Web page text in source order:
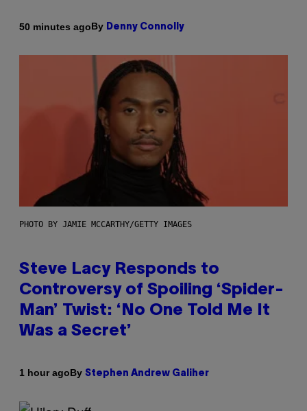
50 minutes agoBy Denny Connolly
PHOTO BY JAMIE MCCARTHY/GETTY IMAGES
Steve Lacy Responds to
Controversy of Spoiling ‘Spider-
Man’ Twist: ‘No One Told Me It
Was a Secret’
1 hour agoBy Stephen Andrew Galiher